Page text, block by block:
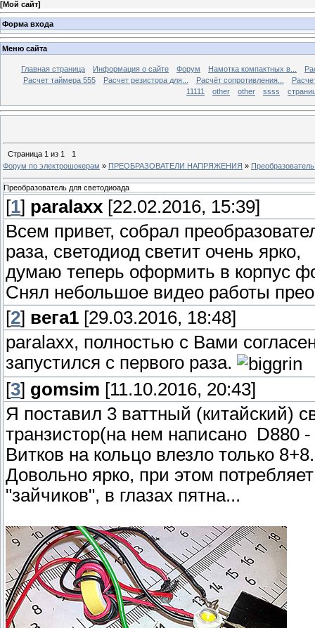
[Мой сайт]
Форма входа
Меню сайта
Главная страница Информация о сайте Форум Намотка компактных в...
Расчет таймера 555
Расчет резистора для... Расчёт сопротивления...
11111
other other ssss
Страница 1 из 1
1
Форум по электрошокерам » ПРЕОБРАЗОВАТЕЛИ НАПРЯЖЕНИЯ »
Преобразователь для светодиоада
[1] paralaxx [22.02.2016, 15:39]
Всем привет, собрал
раза, светодиод светит очень ярко,
думаю теперь оформить в корпус
Снял небольшое видео работы
[2] вега1 [29.03.2016, 18:48]
paralaxx, полностью с Вами
запустился с первого раза.
[3] gomsim [11.10.2016, 20:43]
Я поставил 3 ваттный (китайский)
транзистор(на нем написано D880
Витков на кольцо влезло только 8+8.
Довольно ярко, при этом
"зайчиков", в глазах пятна...